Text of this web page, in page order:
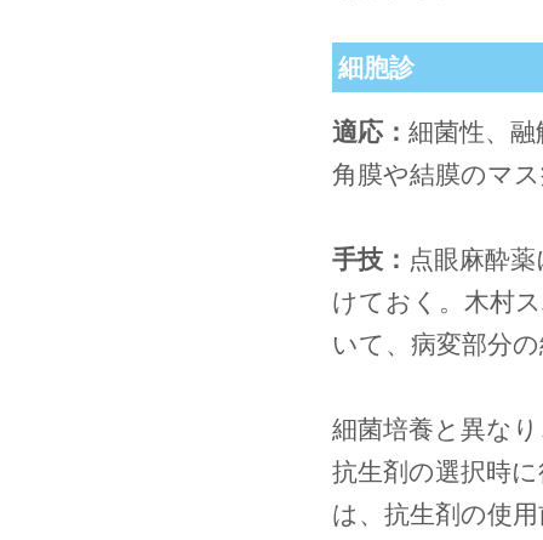
細胞診
適応： 細菌性、
角膜や結膜のマ
手技： 点眼麻酔
けておく。木村
いて、病変部分
細菌培養と異な
抗生剤の選択時
は、抗生剤の使